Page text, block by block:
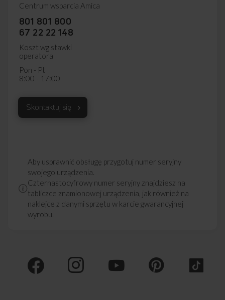
Centrum wsparcia Amica
801 801 800
67 22 22 148
Koszt wg stawki
operatora
Pon - Pt
8:00 - 17:00
Skontaktuj się
Aby usprawnić obsługę przygotuj numer seryjny
swojego urządzenia.
Czternastocyfrowy numer seryjny znajdziesz na
tabliczce znamionowej urządzenia, jak również na
naklejce z danymi sprzętu w karcie gwarancyjnej
wyrobu.